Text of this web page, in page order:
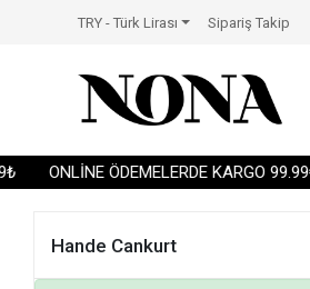
ONLİNE ÖDEMELERDE KARGO 99.99₺
TRY - Türk Lirası Sipariş Takip
Hande Cankurt